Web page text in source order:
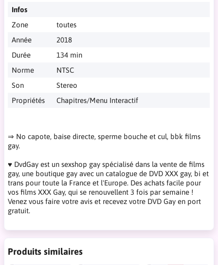
Infos
Zone
toutes
Année
2018
Durée
134 min
Norme
NTSC
Son
Stereo
Propriétés
Chapitres/Menu Interactif
⇒ No capote, baise directe, sperme bouche et cul, bbk films
gay.
♥ DvdGay est un sexshop gay spécialisé dans la vente de films
gay, une boutique gay avec un catalogue de DVD XXX gay, bi et
trans pour toute la France et l'Europe. Des achats facile pour
vos films XXX Gay, qui se renouvellent 3 fois par semaine !
Venez vous faire votre avis et recevez votre DVD Gay en port
gratuit.
Produits similaires